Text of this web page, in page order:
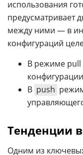
использования
предусматривает
между ними — в
конфигураций
В режиме pull
В push
Тенденции в
Одним из